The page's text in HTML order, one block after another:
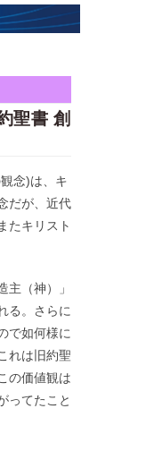
聖書 創
念)は、キ
だが、近代
たキリスト
主（神）」
る。さらに
で如何様に
れは旧約聖
の価値観は
ってたこと